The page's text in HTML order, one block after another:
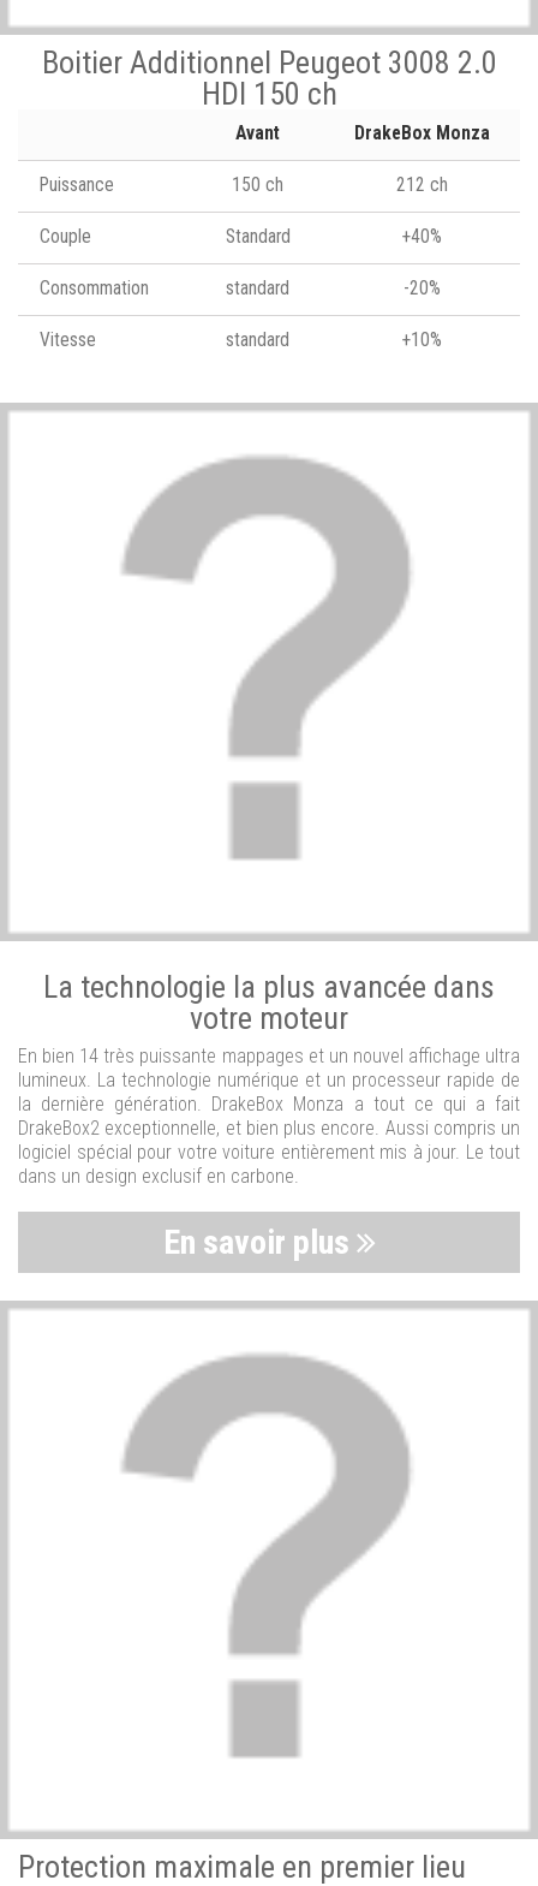
Boitier Additionnel Peugeot 3008 2.0
HDI 150 ch
Avant DrakeBox Monza
Puissance 150 ch 212 ch
Couple Standard +40%
Consommation standard -20%
Vitesse standard +10%
La technologie la plus avancée dans
votre moteur
En bien 14 très puissante mappages et un nouvel affichage ultra
lumineux. La technologie numérique et un processeur rapide de
la dernière génération. DrakeBox Monza a tout ce qui a fait
DrakeBox2 exceptionnelle, et bien plus encore. Aussi compris un
logiciel spécial pour votre voiture entièrement mis à jour. Le tout
dans un design exclusif en carbone.
En savoir plus
Protection maximale en premier lieu